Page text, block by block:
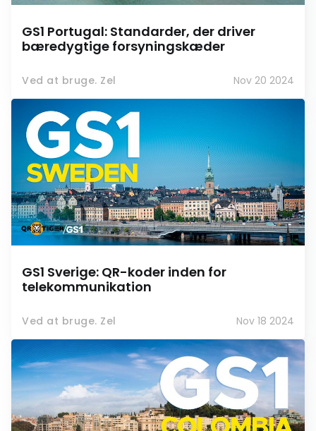
GS1 Portugal: Standarder, der driver
bæredygtige forsyningskæder
Ved at bruge. Zel Nov 20 2024
GS1 Sverige: QR-koder inden for
telekommunikation
Ved at bruge. Zel Nov 18 2024